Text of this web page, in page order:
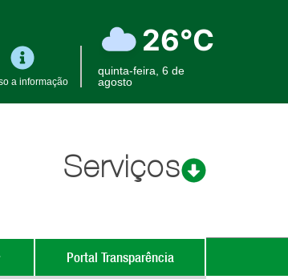
a informação
26°C
quinta-feira, 6 de
agosto
Serviços
Portal Transparência